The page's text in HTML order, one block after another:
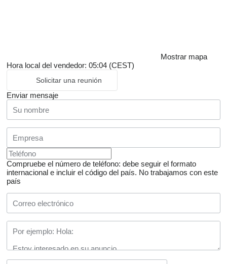
Mostrar mapa
Hora local del vendedor: 05:04 (CEST)
Solicitar una reunión
Enviar mensaje
Compruebe el número de teléfono: debe seguir el formato
internacional e incluir el código del país. No trabajamos con este
país